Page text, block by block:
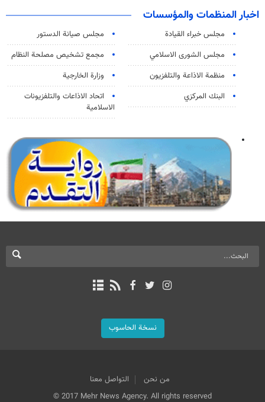
اخبار المنظمات والمؤسسات
مجلس خبراء القيادة
مجلس صيانة الدستور
مجلس الشورى الاسلامي
مجمع تشخيص مصلحة النظام
منظمة الاذاعة والتلفزیون
وزارة الخارجية
البنك المركزي
اتحاد الاذاعات والتلفزيونات
الاسلامية
نسخة الحاسوب
من نحن
التواصل معنا
© 2017 Mehr News Agency. All rights reserved